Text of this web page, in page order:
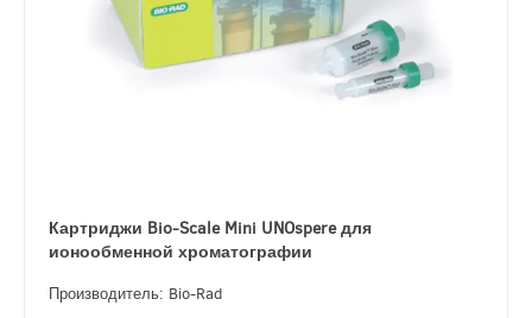
Картриджи Bio-Scale Mini UNOspere для
ионообменной хроматографии
Производитель: Bio-Rad